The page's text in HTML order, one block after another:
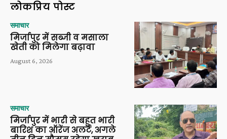
लोकप्रिय पोस्ट
समाचार
मिर्जापुर में सब्जी व मसाला
खेती को मिलेगा बढ़ावा
August 6, 2026
समाचार
मिर्जापुर में भारी से बहुत भारी
बारिश का ऑरेंज अलर्ट, अगले